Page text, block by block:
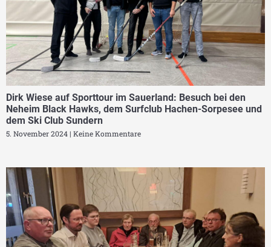
Dirk Wiese auf Sporttour im Sauerland: Besuch bei den
Neheim Black Hawks, dem Surfclub Hachen-Sorpesee und
dem Ski Club Sundern
5. November 2024 Keine Kommentare